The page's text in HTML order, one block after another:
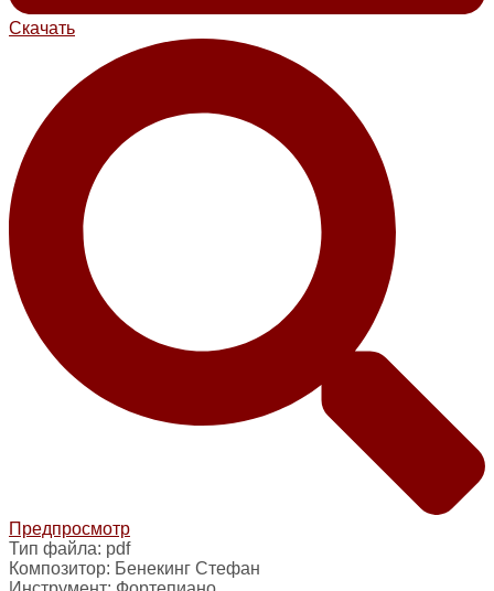
Скачать
Предпросмотр
Тип файла: pdf
Композитор: Бенекинг Стефан